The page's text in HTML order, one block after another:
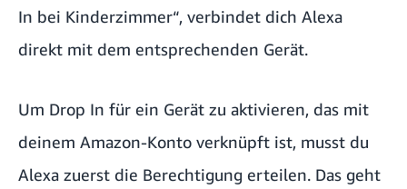
In bei Kinderzimmer“, verbindet dich Alexa
direkt mit dem entsprechenden Gerät.
Um Drop In für ein Gerät zu aktivieren, das mit
deinem Amazon-Konto verknüpft ist, musst du
Alexa zuerst die Berechtigung erteilen. Das geht